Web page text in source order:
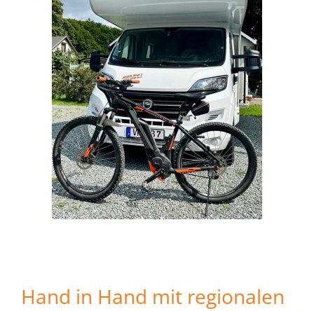
Hand in Hand mit regionalen